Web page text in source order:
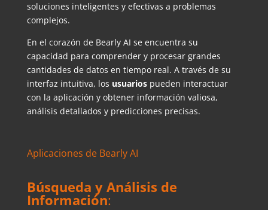
soluciones inteligentes y efectivas a problemas
complejos.
En el corazón de Bearly AI se encuentra su
capacidad para comprender y procesar grandes
cantidades de datos en tiempo real. A través de su
interfaz intuitiva, los usuarios pueden interactuar
con la aplicación y obtener información valiosa,
análisis detallados y predicciones precisas.
Aplicaciones de Bearly AI
Búsqueda y Análisis de
Información: